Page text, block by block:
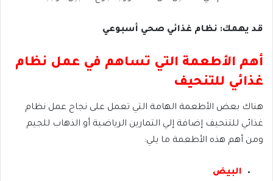
قد يهمك: نظام غذائي صحي أسبوعي
أهم الأطعمة التي تساهم في عمل نظام
غذائي للتنحيف
هناك بعض الأطعمة الهامة التي تعمل على نجاح عمل نظام
غذائي للتنحيف إضافة إلي التمارين الرياضية أو الذهاب للجيم
ومن أهم هذه الأطعمة ما يلي:
البيض